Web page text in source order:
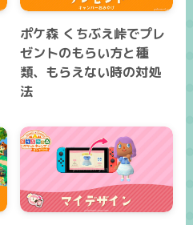
ポケ森 くちぶえ峠でプレ
ゼントのもらい方と種
類、もらえない時の対処
法